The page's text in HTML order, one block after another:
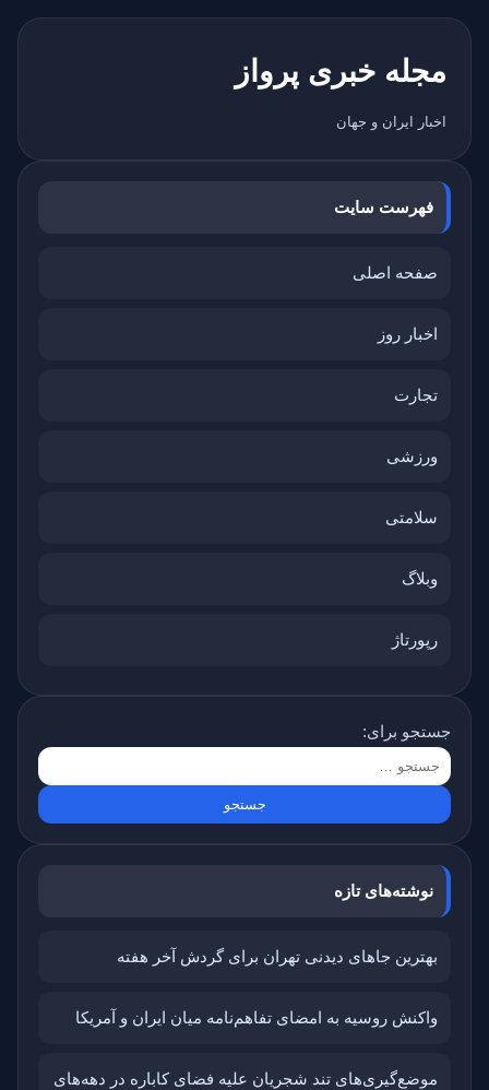
مجله خبری پرواز
اخبار ایران و جهان
فهرست سایت
صفحه اصلی
اخبار روز
تجارت
ورزشی
سلامتی
وبلاگ
رپورتاژ
جستجو برای:
نوشته‌های تازه
بهترین جاهای دیدنی تهران برای گردش آخر هفته
واکنش روسیه به امضای تفاهم‌نامه میان ایران و آمریکا
موضع‌گیری‌های تند شجریان علیه فضای کاباره در دهه‌های